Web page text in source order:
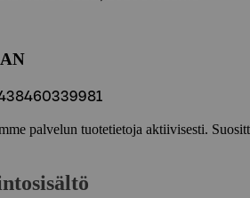
palvelun tuotetietoja aktiivisesti.